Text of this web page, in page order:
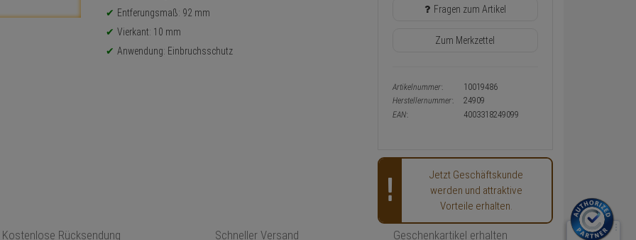
Entferungsmaß: 92 mm
Vierkant: 10 mm
Anwendung: Einbruchsschutz
Fragen zum Artikel
Zum Merkzettel
Artikelnummer:
10019486
Herstellernummer:
24909
EAN:
4003318249099
Jetzt Geschäftskunde
werden und attraktive
Vorteile erhalten.
Kostenlose Rücksendung Schneller Versand Geschenkartikel erhalten